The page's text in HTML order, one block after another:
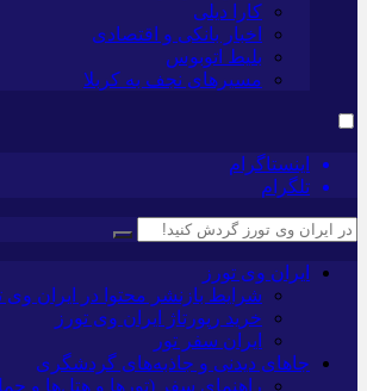
کارا دیلی
اخبار بانکی و اقتصادی
بلیط اتوبوس
مسیرهای نجف به کربلا
اینستاگرام
تلگرام
ایران وی تورز
شرایط بازنشر محتوا در ایران وی
خرید رپورتاژ ایران وی تورز
ایران سفر تور
جاهای دیدنی و جاذبه‌های گردشگری
راهنمای سفر (تورها و هتل‌ها و